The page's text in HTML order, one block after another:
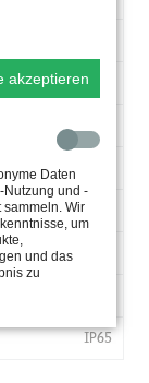
4 x 200
max 24
Uout 30 V-DC
Max. 50°
254x180x111
IP65
akzeptieren
Daten
Nutzung und -
sammeln. Wir
um
und das
zu